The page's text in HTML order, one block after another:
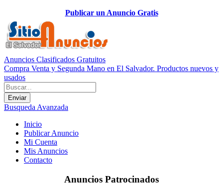
Publicar un Anuncio Gratis
Anuncios Clasificados Gratuitos
Compra Venta y Segunda Mano en El Salvador. Productos nuevos y
usados
Busqueda Avanzada
Inicio
Publicar Anuncio
Mi Cuenta
Mis Anuncios
Contacto
Anuncios Patrocinados